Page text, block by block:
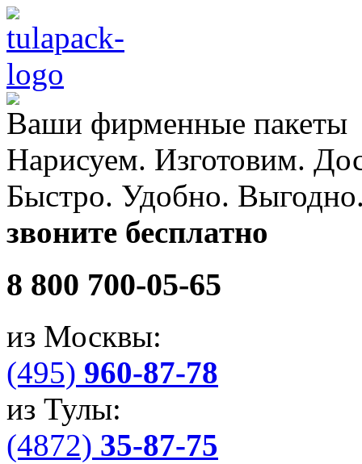
Ваши фирменные пакеты
Нарисуем. Изготовим.
Быстро. Удобно.
звоните бесплатно
8 800 700-05-65
из Москвы:
(495) 960-87-78
из Тулы:
(4872) 35-87-75